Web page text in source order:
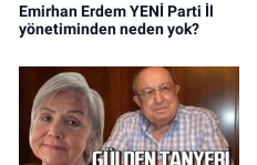
Emirhan Erdem YENİ Parti İl
yönetiminden neden yok?